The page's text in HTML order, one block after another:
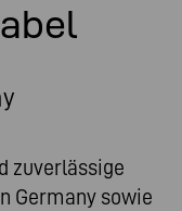
zuverlässige
Germany sowie